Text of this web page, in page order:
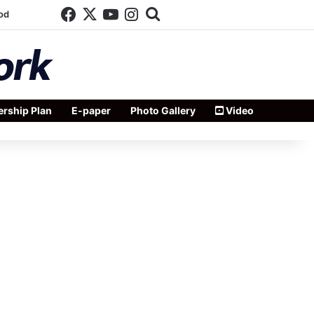
Facebook
X YouTube
Instagram
Search for
Plan E-paper Photo Gallery Video